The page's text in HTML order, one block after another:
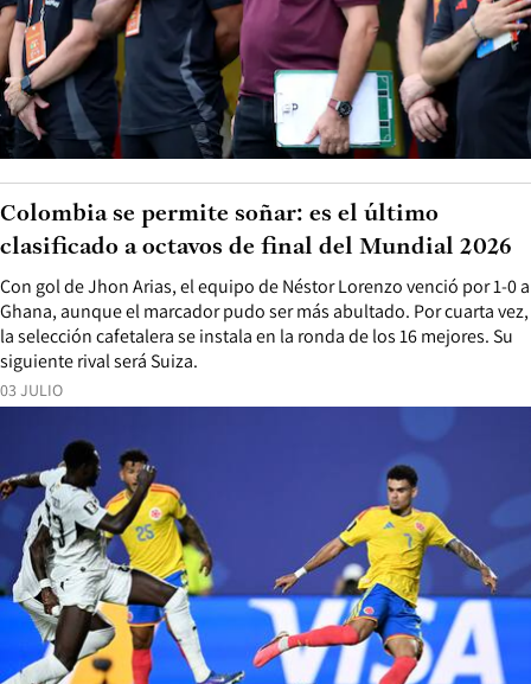
03 JULIO
Con gol de Jhon Arias, el equipo de Néstor Lorenzo venció por 1-0 a
Ghana, aunque el marcador pudo ser más abultado. Por cuarta vez,
la selección cafetalera se instala en la ronda de los 16 mejores. Su
siguiente rival será Suiza.
Colombia se permite soñar: es el último
clasificado a octavos de final del Mundial 2026